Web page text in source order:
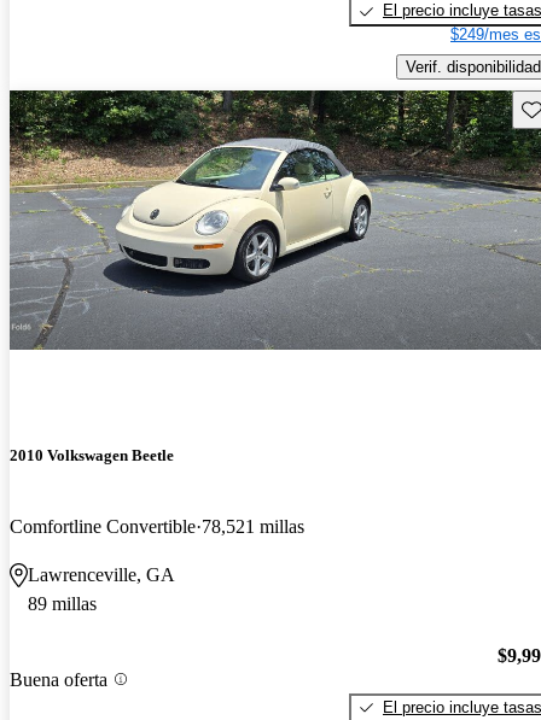
El precio incluye tasas
$249/mes
Verif. disponibilidad
2010 Volkswagen Beetle
Comfortline Convertible 78,521 millas
Lawrenceville, GA
89 millas
Buena oferta
El precio incluye tasas